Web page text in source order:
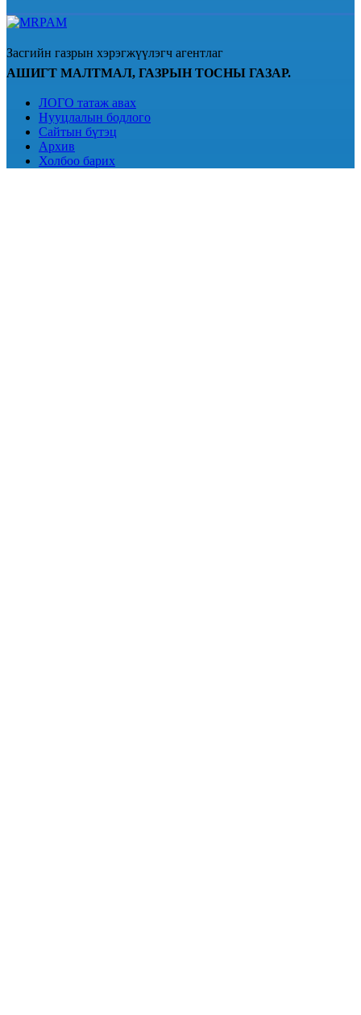
Засгийн газрын хэрэгжүүлэгч агентлаг
АШИГТ МАЛТМАЛ, ГАЗРЫН ТОСНЫ ГАЗАР.
ЛОГО татаж авах
Нууцлалын бодлого
Сайтын бүтэц
Архив
Холбоо барих